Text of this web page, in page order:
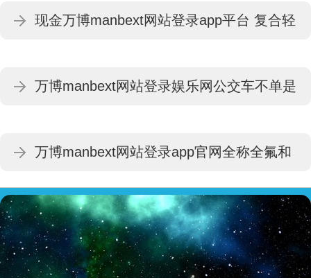
manbext体育官网注册账号入口
现金万博manbext网站登录app平台 复合轻
manbext网站登录 万博manbext体育官网注
万博manbext网站登录娱乐网公交车不单是
manbext体育官网注册账号入口
万博manbext网站登录app官网全称全氟和
多氟烷基物资-万博manbext网站登录 万博
manbext体育官网注册账号入口